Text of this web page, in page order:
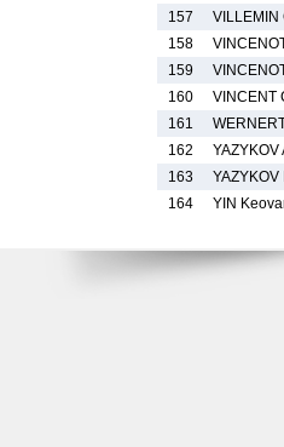
157
VILLEMIN
158
159
160
VINCENT
161
162
YAZYKOV
163
YAZYKOV
164
YIN